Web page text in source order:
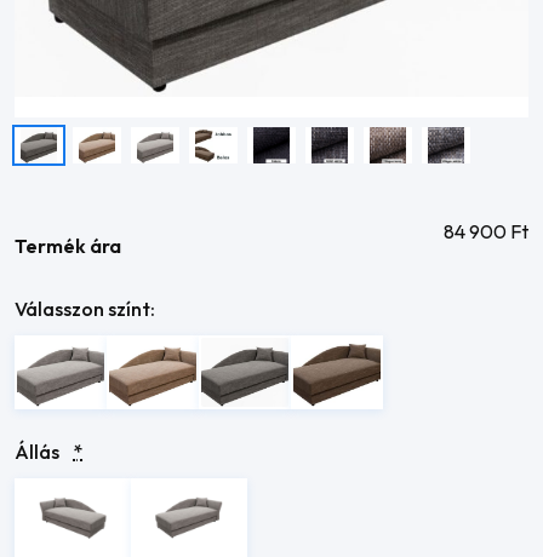
Termék ára
84 900 Ft
Válasszon színt:
Állás *